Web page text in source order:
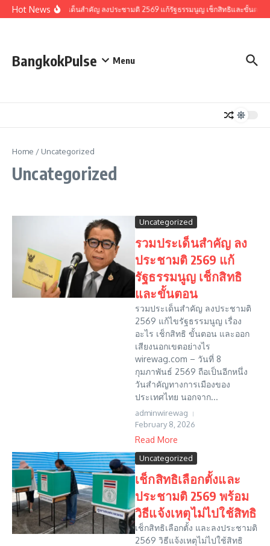
Skip to content
Hot Newsรวมประเด็นสำคัญ ลงประชามติ 2569 แก้รัฐธรรมนูญ เช็กสิทธิและขั้นตอน
BangkokPulse Menu
Home / Uncategorized
Uncategorized
Uncategorized
รวมประเด็นสำคัญ ลง
ประชามติ 2569 แก้
รัฐธรรมนูญ เช็กสิทธิ
และขั้นตอน
รวมประเด็นสำคัญ ลงประชามติ
2569 แก้ไขรัฐธรรมนูญ เรื่อง
อะไร เช็กสิทธิ ขั้นตอน และออก
เสียงนอกเขตอย่างไร
wirewag.com – วันที่ 8
กุมภาพันธ์ 2569 ถือเป็นอีกหนึ่ง
วันสำคัญทางการเมืองของ
ประเทศไทย นอกจาก...
adminwirewag
February 8, 2026
Read More
Uncategorized
เช็กสิทธิเลือกตั้งและ
ประชามติ 2569 พร้อม
วิธีแจ้งเหตุไม่ไปใช้สิทธิ
เช็กสิทธิเลือกตั้ง และลงประชามติ
2569 วิธีแจ้งเหตุไม่ไปใช้สิทธิ